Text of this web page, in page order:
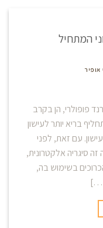
המתחיל
אופיר
פופולרי, הן בקרב
בריא יותר לעישון
עם זאת, לפני
סיגריה אלקטרונית,
בשימוש בה,
[…]